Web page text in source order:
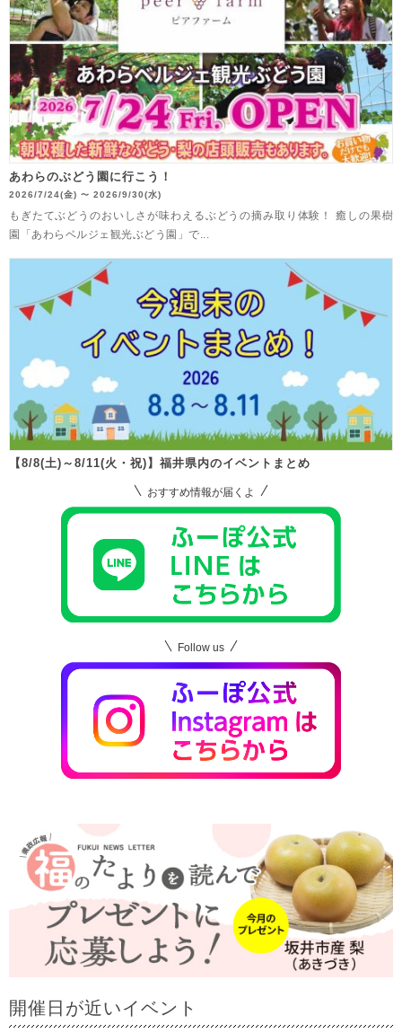
あわらのぶどう園に行こう！
2026/7/24(金) 〜 2026/9/30(水)
もぎたてぶどうのおいしさが味わえるぶどうの摘み取り体験！ 癒しの果樹
園「あわらベルジェ観光ぶどう園」で...
【8/8(土)～8/11(火・祝)】福井県内のイベントまとめ
おすすめ情報が届くよ
Follow us
開催日が近いイベント